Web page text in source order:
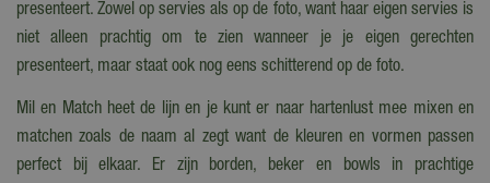
presenteert. Zowel op servies als op de foto, want haar eigen servies is
niet alleen prachtig om te zien wanneer je je eigen gerechten
presenteert, maar staat ook nog eens schitterend op de foto.
Mil en Match heet de lijn en je kunt er naar hartenlust mee mixen en
matchen zoals de naam al zegt want de kleuren en vormen passen
perfect bij elkaar. Er zijn borden, beker en bowls in prachtige